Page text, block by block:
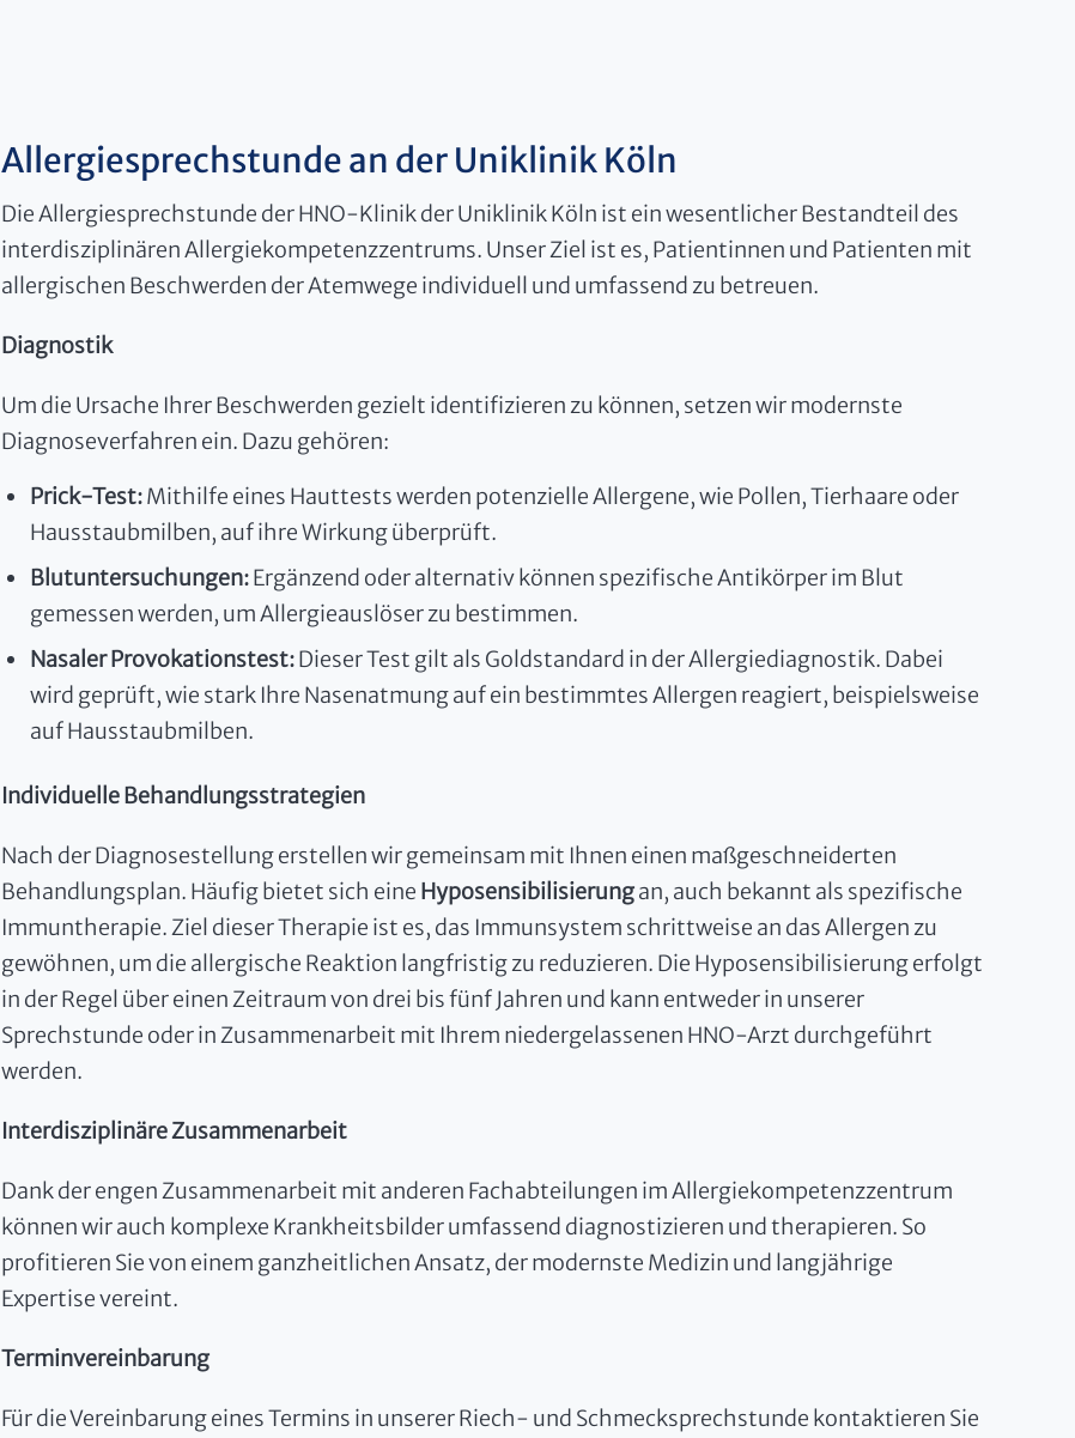
Allergiesprechstunde an der Uniklinik Köln
Die Allergiesprechstunde der HNO-Klinik der Uniklinik Köln ist ein wesentlicher Bestandteil des
interdisziplinären Allergiekompetenzzentrums. Unser Ziel ist es, Patientinnen und Patienten mit
allergischen Beschwerden der Atemwege individuell und umfassend zu betreuen.
Diagnostik
Um die Ursache Ihrer Beschwerden gezielt identifizieren zu können, setzen wir modernste
Diagnoseverfahren ein. Dazu gehören:
Prick-Test:Mithilfe eines Hauttests werden potenzielle Allergene, wie Pollen, Tierhaare oder
Hausstaubmilben, auf ihre Wirkung überprüft.
Blutuntersuchungen:Ergänzend oder alternativ können spezifische Antikörper im Blut
gemessen werden, um Allergieauslöser zu bestimmen.
Nasaler Provokationstest:Dieser Test gilt als Goldstandard in der Allergiediagnostik. Dabei
wird geprüft, wie stark Ihre Nasenatmung auf ein bestimmtes Allergen reagiert, beispielsweise
auf Hausstaubmilben.
Individuelle Behandlungsstrategien
Nach der Diagnosestellung erstellen wir gemeinsam mit Ihnen einen maßgeschneiderten
Behandlungsplan. Häufig bietet sich eine Hyposensibilisierungan, auch bekannt als spezifische
Immuntherapie. Ziel dieser Therapie ist es, das Immunsystem schrittweise an das Allergen zu
gewöhnen, um die allergische Reaktion langfristig zu reduzieren. Die Hyposensibilisierung erfolgt
in der Regel über einen Zeitraum von drei bis fünf Jahren und kann entweder in unserer
Sprechstunde oder in Zusammenarbeit mit Ihrem niedergelassenen HNO-Arzt durchgeführt
werden.
Interdisziplinäre Zusammenarbeit
Dank der engen Zusammenarbeit mit anderen Fachabteilungen im Allergiekompetenzzentrum
können wir auch komplexe Krankheitsbilder umfassend diagnostizieren und therapieren. So
profitieren Sie von einem ganzheitlichen Ansatz, der modernste Medizin und langjährige
Expertise vereint.
Terminvereinbarung
Für die Vereinbarung eines Termins in unserer Riech- und Schmecksprechstunde kontaktieren Sie